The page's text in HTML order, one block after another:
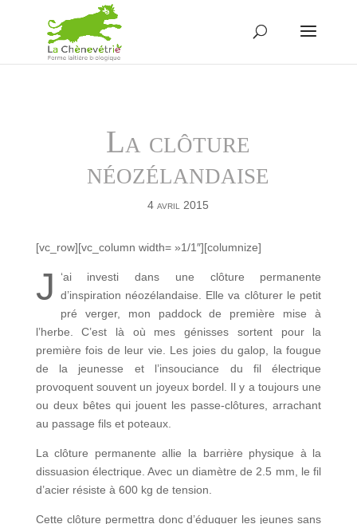
La clôture
néozélandaise
4 avril 2015
[vc_row][vc_column width= »1/1″][columnize]
J
‘ai investi dans une clôture permanente
d’inspiration néozélandaise. Elle va clôturer le petit
pré verger, mon paddock de première mise à
l’herbe. C’est là où mes génisses sortent pour la
première fois de leur vie. Les joies du galop, la fougue
de la jeunesse et l’insouciance du fil électrique
provoquent souvent un joyeux bordel. Il y a toujours une
ou deux bêtes qui jouent les passe-clôtures, arrachant
au passage fils et poteaux.
La clôture permanente allie la barrière physique à la
dissuasion électrique. Avec un diamètre de 2.5 mm, le fil
d’acier résiste à 600 kg de tension.
Cette clôture permettra donc d’éduquer les jeunes sans